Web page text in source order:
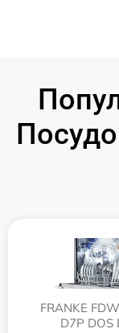
FRANKE
D7P DOS